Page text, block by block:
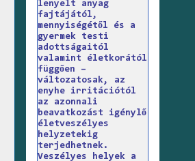
lenyelt anyag
fajtájától,
mennyiségétől és a
gyermek testi
adottságaitól
valamint életkorától
függően –
változatosak, az
enyhe irritációtól
az azonnali
beavatkozást igénylő
életveszélyes
helyzetekig
terjedhetnek.
Veszélyes helyek a